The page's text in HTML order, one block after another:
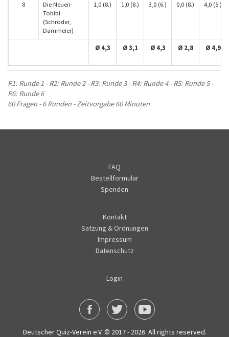
8
Die Neuen-
Tobibi
(Schröder,
Dammeier)
1,0 (8.) 1,0 (8.) 3,0 (6.) 0,0 (8.) 4,0 (5.)
Ø 4,3 Ø 3,1 Ø 4,3 Ø 2,8 Ø 4,9
R1: Runde 1 - R2: Runde 2 - R3: Runde 3 - R4: Runde 4 - R5: Runde 5 -
R6: Runde 6
60 Fragen - 6 Runden - Zeitvorgabe 60 Minuten
FAQ
Bestellformular
Spenden
Kontakt
Satzung & Ordnungen
Impressum
Datenschutz
Login
Deutscher Quiz-Verein e.V. © 2017 - 2026. All rights reserved.